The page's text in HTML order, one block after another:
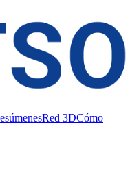
Red 3DCómo